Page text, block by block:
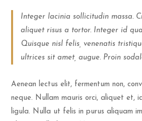
Integer lacinia sollicitudin massa.
aliquet risus a tortor. Integer id
Quisque nisl felis, venenatis
ultrices sit amet, augue. Proin
Aenean lectus elit, fermentum non,
neque. Nullam mauris orci, aliquet et,
ligula. Nulla ut felis in purus aliquam